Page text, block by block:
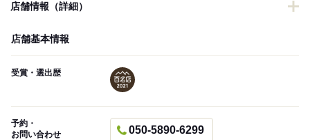
店舗情報（詳細）
店舗基本情報
受賞・選出歴
予約・
お問い合わせ
050-5890-6299